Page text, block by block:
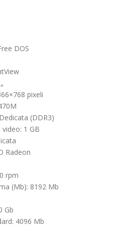
DOS
pixeli
(DDR3)
1 GB
Radeon
rpm
(Mb): 8192 Mb
Gb
4096 Mb